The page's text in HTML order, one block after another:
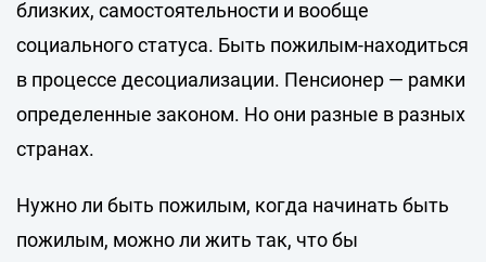
близких, самостоятельности и вообще
социального статуса. Быть пожилым-находиться
в процессе десоциализации. Пенсионер — рамки
определенные законом. Но они разные в разных
странах.
Нужно ли быть пожилым, когда начинать быть
пожилым, можно ли жить так, что бы